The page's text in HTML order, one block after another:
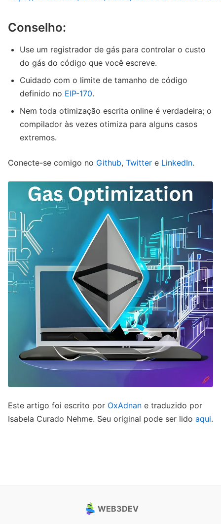
Conselho:
Use um registrador de gás para controlar o custo
do gás do código que você escreve.
Cuidado com o limite de tamanho de código
definido no EIP-170.
Nem toda otimização escrita online é verdadeira; o
compilador às vezes otimiza para alguns casos
extremos.
Conecte-se comigo no Github, Twitter e LinkedIn.
Este artigo foi escrito por OxAdnan e traduzido por
Isabela Curado Nehme. Seu original pode ser lido aqui.
WEB3DEV